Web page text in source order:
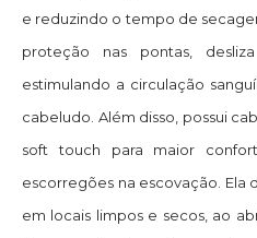
e reduzindo o tempo de
proteção nas pontas,
estimulando a circulação
cabeludo. Além disso, possui
soft touch para maior
escorregões na escovação. Ela
em locais limpos e secos, ao